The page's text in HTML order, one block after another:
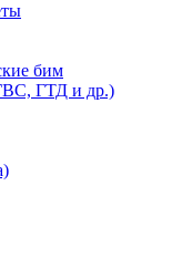
бим
ГТД и др.)